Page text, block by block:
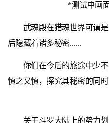
*测试中画
武魂殿在猎魂世界可谓
后隐藏着诸多秘密......
你们在今后的旅途中少
慎之又慎，探究其秘密的同时
关于斗罗大陆上的势力